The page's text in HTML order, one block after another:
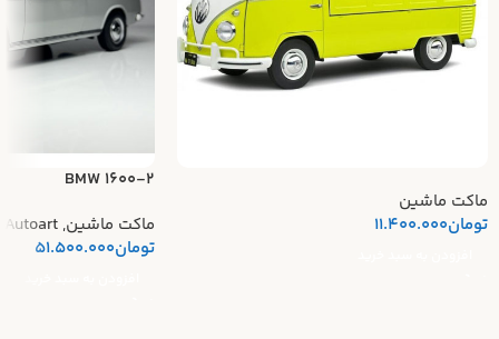
ماکت ماشین
تومان11.400.000
BMW 1600-2
ماکت ماشین,
Autoart
تومان51.500.000